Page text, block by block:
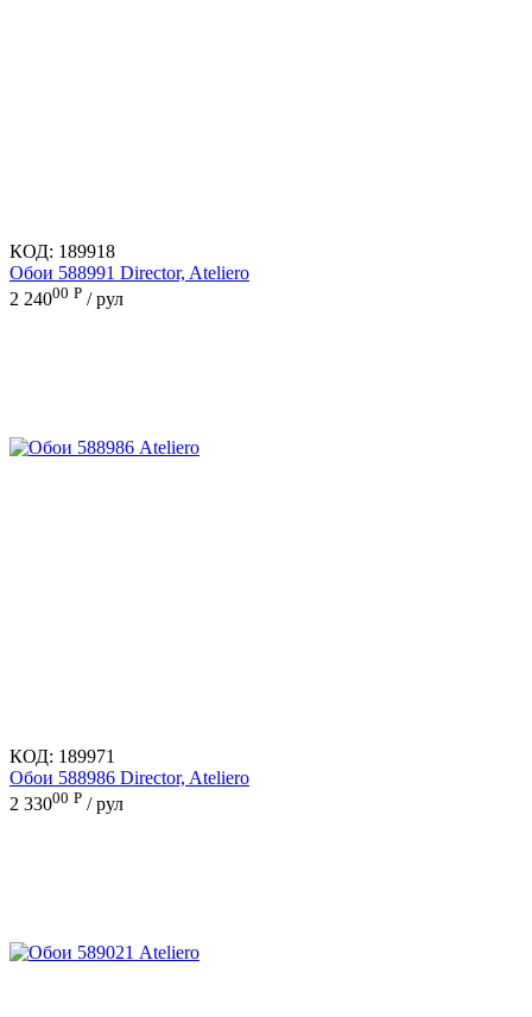
КОД: 189918
Обои 588991 Director, Ateliero
2 24000 Р / рул
КОД: 189971
Обои 588986 Director, Ateliero
2 33000 Р / рул